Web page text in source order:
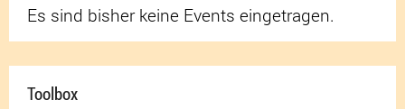
Es sind bisher keine Events eingetragen.
Toolbox